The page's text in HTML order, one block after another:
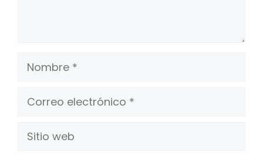
Nombre
Correo
electrónico
Sitio
web